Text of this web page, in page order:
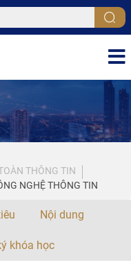
THÔNG TIN
NGHỆ THÔNG TIN
Nội dung
khóa học